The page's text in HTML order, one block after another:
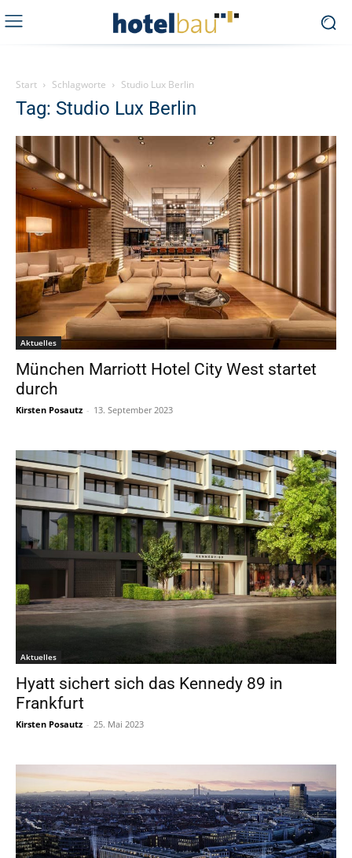
Start Schlagworte Studio Lux Berlin
Tag: Studio Lux Berlin
Aktuelles
München Marriott Hotel City West startet
durch
Kirsten Posautz - 13. September 2023
Aktuelles
Hyatt sichert sich das Kennedy 89 in
Frankfurt
Kirsten Posautz - 25. Mai 2023